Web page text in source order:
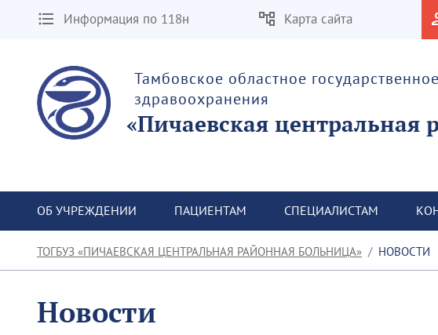
Информация по 118н Карта сайта
Тамбовское областное
здравоохранения
«Пичаевская центральная
ОБ УЧРЕЖДЕНИИ ПАЦИЕНТАМ СПЕЦИАЛИСТАМ
ТОГБУЗ «ПИЧАЕВСКАЯ ЦЕНТРАЛЬНАЯ РАЙОННАЯ БОЛЬНИЦА» НОВОСТИ
Новости